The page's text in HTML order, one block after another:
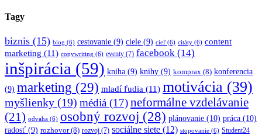
Tagy
biznis (15) blog (6) cestovanie (9) ciele (9) cieľ(6) citáty (6) content
marketing (11) copywriting (6) eventy (7) facebook (14)
inšpirácia (59) kniha (9) knihy (9) komprax (8) konferencia
(9) marketing (29) mladí ľudia (11) motivácia (39)
myšlienky (19) médiá (17)neformálne vzdelávanie
(21) odvaha (6) osobný rozvoj (28) plánovanie (10) práca (10)
radosť (9) rozhovor(8) rozvoj (7) sociálne siete (12) stopovanie (6) Student24